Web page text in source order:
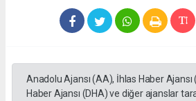
Anadolu Ajansı (AA), İhlas Haber
Haber Ajansı (DHA) ve diğer ajanslar